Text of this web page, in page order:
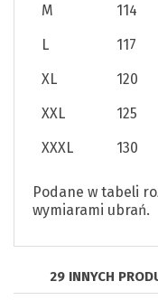
M
114
L
117
XL
120
XXL
125
XXXL
130
Podane w tabeli
wymiarami ubrań.
29 INNYCH